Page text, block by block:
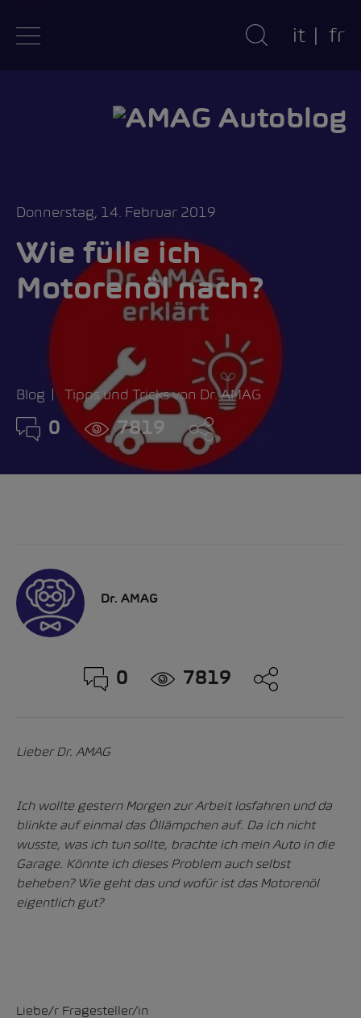
it fr
Donnerstag, 14. Februar 2019
Wie fülle ich
Motorenöl nach?
Blog Tipps und Tricks von Dr. AMAG
0 7819
Dr. AMAG
0 7819
Lieber Dr. AMAG
Ich wollte gestern Morgen zur Arbeit losfahren und da
blinkte auf einmal das Öllämpchen auf. Da ich nicht
wusste, was ich tun sollte, brachte ich mein Auto in die
Garage. Könnte ich dieses Problem auch selbst
beheben? Wie geht das und wofür ist das Motorenöl
eigentlich gut?
Liebe/r Fragesteller/in